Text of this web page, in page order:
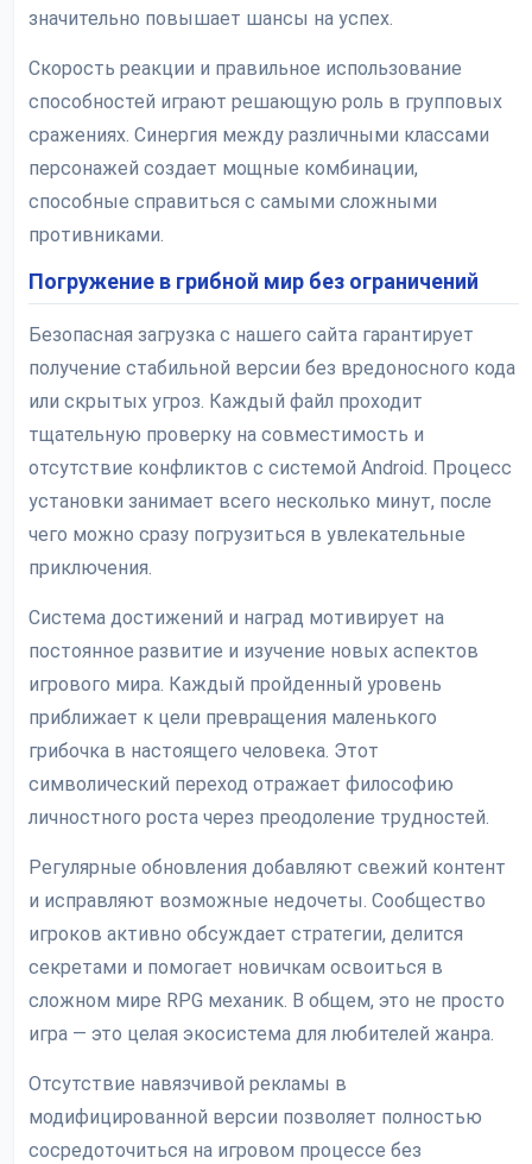
значительно повышает шансы на успех.
Скорость реакции и правильное использование
способностей играют решающую роль в групповых
сражениях. Синергия между различными классами
персонажей создает мощные комбинации,
способные справиться с самыми сложными
противниками.
Погружение в грибной мир без ограничений
Безопасная загрузка с нашего сайта гарантирует
получение стабильной версии без вредоносного кода
или скрытых угроз. Каждый файл проходит
тщательную проверку на совместимость и
отсутствие конфликтов с системой Android. Процесс
установки занимает всего несколько минут, после
чего можно сразу погрузиться в увлекательные
приключения.
Система достижений и наград мотивирует на
постоянное развитие и изучение новых аспектов
игрового мира. Каждый пройденный уровень
приближает к цели превращения маленького
грибочка в настоящего человека. Этот
символический переход отражает философию
личностного роста через преодоление трудностей.
Регулярные обновления добавляют свежий контент
и исправляют возможные недочеты. Сообщество
игроков активно обсуждает стратегии, делится
секретами и помогает новичкам освоиться в
сложном мире RPG механик. В общем, это не просто
игра — это целая экосистема для любителей жанра.
Отсутствие навязчивой рекламы в
модифицированной версии позволяет полностью
сосредоточиться на игровом процессе без